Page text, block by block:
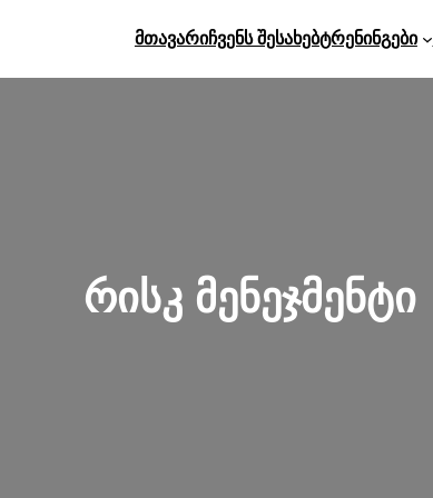
ᲛთავარიᲩვენს ᲨესახებᲢრენინგები
რისკ მენეჯმენტი